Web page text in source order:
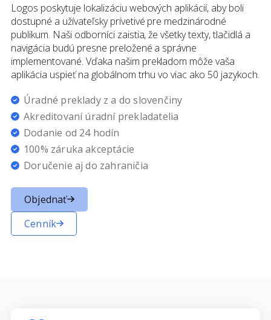
Logos poskytuje lokalizáciu webových aplikácií, aby boli
dostupné a užívateľsky prívetivé pre medzinárodné
publikum. Naši odborníci zaistia, že všetky texty, tlačidlá a
navigácia budú presne preložené a správne
implementované. Vďaka našim prekladom môže vaša
aplikácia uspieť na globálnom trhu vo viac ako 50 jazykoch.
Úradné preklady z a do slovenčiny
Akreditovaní úradní prekladatelia
Dodanie od 24 hodín
100% záruka akceptácie
Doručenie aj do zahraničia
Objednať
Cenník